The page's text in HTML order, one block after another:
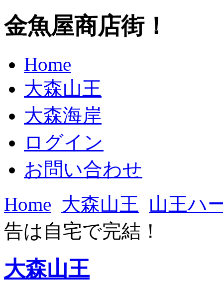
金魚屋商店街！
Home
大森山王
大森海岸
ログイン
お問い合わせ
Home 大森山王
山王ハ
告は自宅で完結！
大森山王